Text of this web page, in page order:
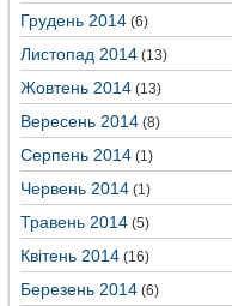
Грудень 2014 (6)
Листопад 2014 (13)
Жовтень 2014 (13)
Вересень 2014 (8)
Серпень 2014 (1)
Червень 2014 (1)
Травень 2014 (5)
Квітень 2014 (16)
Березень 2014 (6)